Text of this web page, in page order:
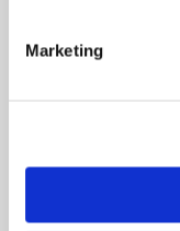
Marketing
fra læseplan